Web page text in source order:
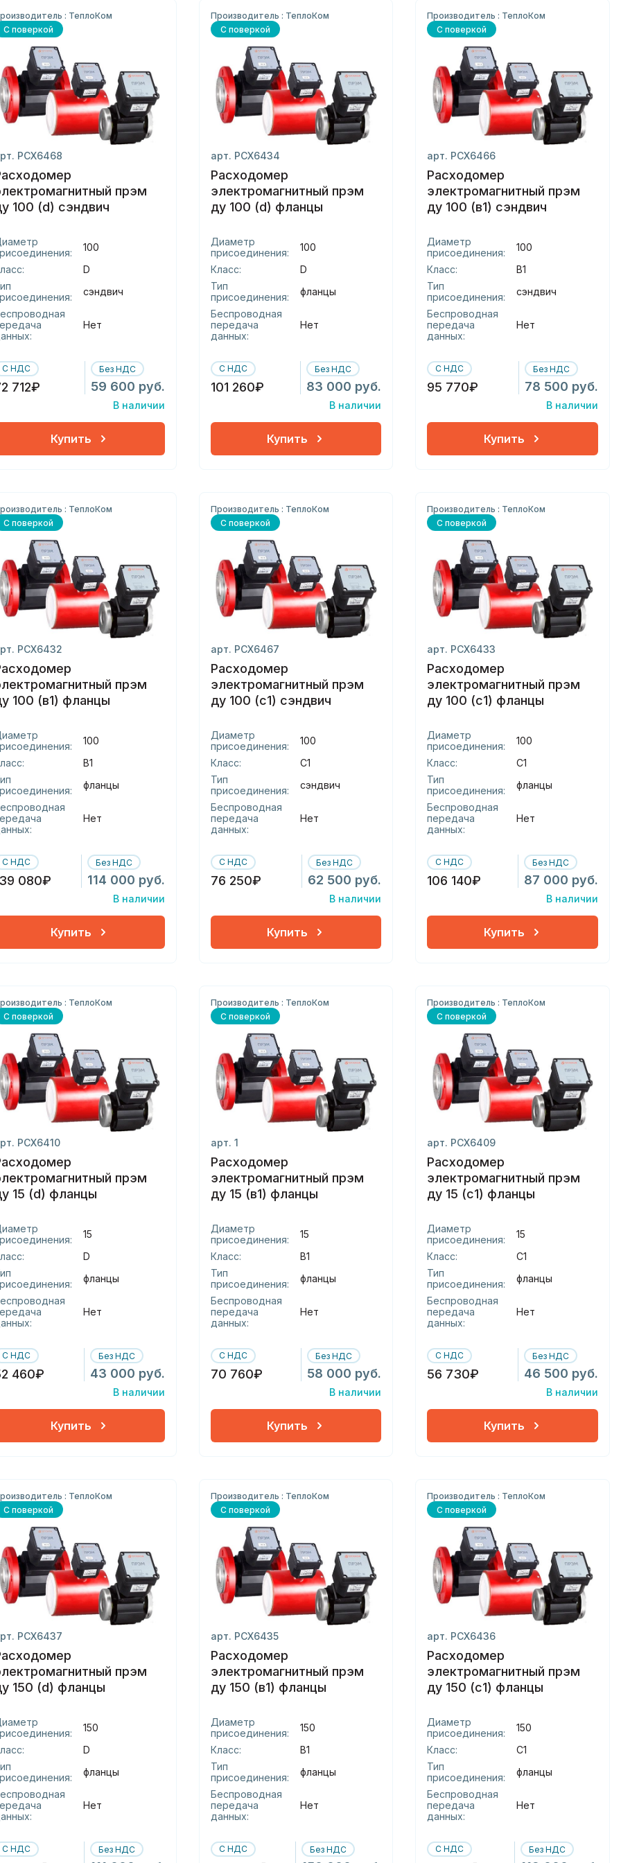
: ТеплоКом
С поверкой
РСХ6468
прэм
100 (d) сэндвич
100
D
сэндвич
Нет
С НДС
712₽
Без НДС
59 600 руб.
В наличии
Купить
Производитель : ТеплоКом
С поверкой
арт. РСХ6434
Расходомер
электромагнитный прэм
ду 100 (d) фланцы
Диаметр
присоединения:
100
Класс:
D
Тип
присоединения:
фланцы
Беспроводная
передача
данных:
Нет
С НДС
101 260₽
Без НДС
83 000 руб.
В наличии
Купить
Производитель : ТеплоКом
С поверкой
арт. РСХ6466
Расходомер
электромагнитный прэм
ду 100 (в1) сэндвич
Диаметр
присоединения:
100
Класс:
В1
Тип
присоединения:
сэндвич
Беспроводная
передача
данных:
Нет
С НДС
95 770₽
Без НДС
78 500 руб.
В наличии
Купить
: ТеплоКом
С поверкой
РСХ6432
прэм
100 (в1) фланцы
100
В1
фланцы
Нет
С НДС
080₽
Без НДС
114 000 руб.
В наличии
Купить
Производитель : ТеплоКом
С поверкой
арт. РСХ6467
Расходомер
электромагнитный прэм
ду 100 (с1) сэндвич
Диаметр
присоединения:
100
Класс:
С1
Тип
присоединения:
сэндвич
Беспроводная
передача
данных:
Нет
С НДС
76 250₽
Без НДС
62 500 руб.
В наличии
Купить
Производитель : ТеплоКом
С поверкой
арт. РСХ6433
Расходомер
электромагнитный прэм
ду 100 (с1) фланцы
Диаметр
присоединения:
100
Класс:
С1
Тип
присоединения:
фланцы
Беспроводная
передача
данных:
Нет
С НДС
106 140₽
Без НДС
87 000 руб.
В наличии
Купить
: ТеплоКом
С поверкой
РСХ6410
прэм
15 (d) фланцы
15
D
фланцы
Нет
С НДС
460₽
Без НДС
43 000 руб.
В наличии
Купить
Производитель : ТеплоКом
С поверкой
арт. 1
Расходомер
электромагнитный прэм
ду 15 (в1) фланцы
Диаметр
присоединения:
15
Класс:
В1
Тип
присоединения:
фланцы
Беспроводная
передача
данных:
Нет
С НДС
70 760₽
Без НДС
58 000 руб.
В наличии
Купить
Производитель : ТеплоКом
С поверкой
арт. РСХ6409
Расходомер
электромагнитный прэм
ду 15 (с1) фланцы
Диаметр
присоединения:
15
Класс:
С1
Тип
присоединения:
фланцы
Беспроводная
передача
данных:
Нет
С НДС
56 730₽
Без НДС
46 500 руб.
В наличии
Купить
: ТеплоКом
С поверкой
РСХ6437
прэм
150 (d) фланцы
150
D
фланцы
Нет
С НДС Без НДС
Производитель : ТеплоКом
С поверкой
арт. РСХ6435
Расходомер
электромагнитный прэм
ду 150 (в1) фланцы
Диаметр
присоединения:
150
Класс:
В1
Тип
присоединения:
фланцы
Беспроводная
передача
данных:
Нет
С НДС Без НДС
Производитель : ТеплоКом
С поверкой
арт. РСХ6436
Расходомер
электромагнитный прэм
ду 150 (с1) фланцы
Диаметр
присоединения:
150
Класс:
С1
Тип
присоединения:
фланцы
Беспроводная
передача
данных:
Нет
С НДС Без НДС